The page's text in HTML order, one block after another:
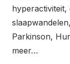
hyperactiviteit,
Parkinson,
meer…